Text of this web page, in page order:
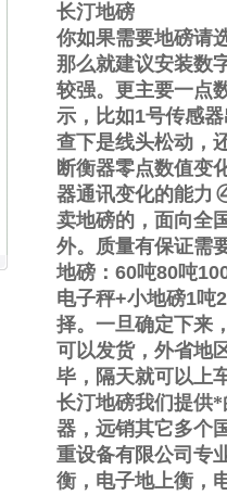
长汀地磅
你如果需要地磅请
那么就建议安装数
较强。更主要一点
示，比如1号传感
查下是线头松动，
断衡器零点数值变
器通讯变化的能力
卖地磅的，面向全
外。质量有保证需
地磅： 60吨80吨
电子秤+小地磅1吨2
择。一旦确定下来
可以发货，外省地
毕，隔天就可以上
长汀地磅我们提供
器，远销其它多个
重设备有限公司专
衡，电子地上衡，